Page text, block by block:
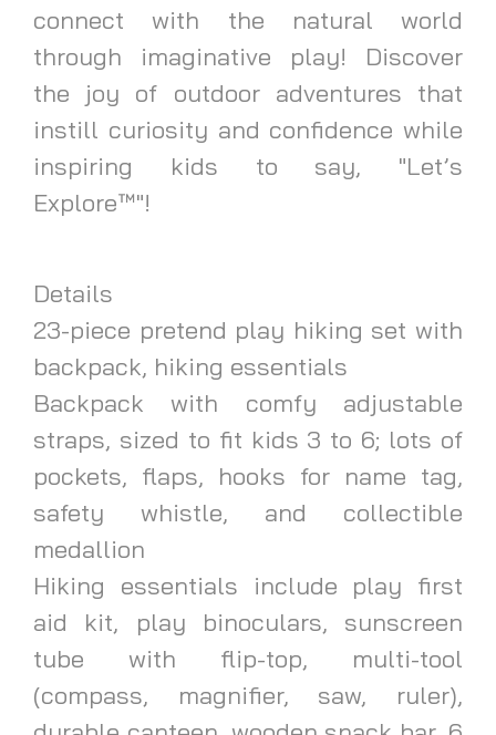
connect with the natural world
through imaginative play! Discover
the joy of outdoor adventures that
instill curiosity and confidence while
inspiring kids to say, "Let’s
Explore™"!
Details
23-piece pretend play hiking set with
backpack, hiking essentials
Backpack with comfy adjustable
straps, sized to fit kids 3 to 6; lots of
pockets, flaps, hooks for name tag,
safety whistle, and collectible
medallion
Hiking essentials include play first
aid kit, play binoculars, sunscreen
tube with flip-top, multi-tool
(compass, magnifier, saw, ruler),